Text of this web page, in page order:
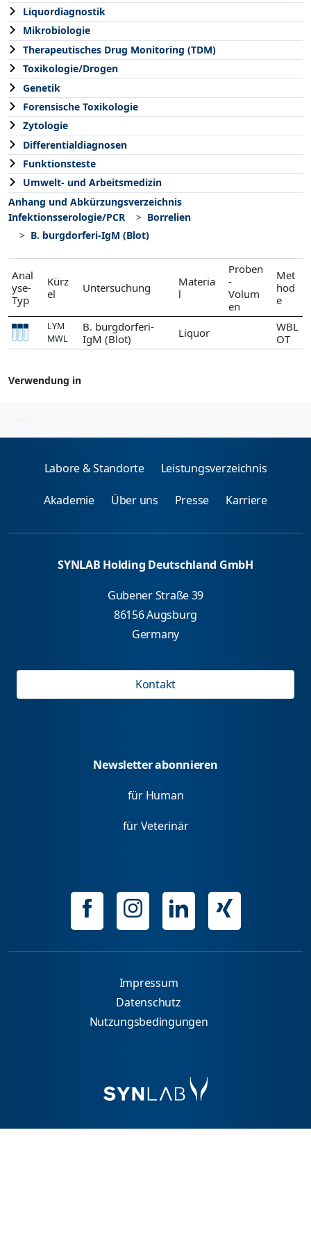
Liquordiagnostik
Mikrobiologie
Therapeutisches Drug Monitoring (TDM)
Toxikologie/Drogen
Genetik
Forensische Toxikologie
Zytologie
Differentialdiagnosen
Funktionsteste
Umwelt- und Arbeitsmedizin
Anhang und Abkürzungsverzeichnis
Infektionsserologie/PCR
Borrelien
B. burgdorferi-IgM (Blot)
Anal
yse-
Typ
Kürz
el
Untersuchung
Materia
l
Proben
-
Volum
en
Met
hod
e
LYM
MWL
B. burgdorferi-
IgM (Blot)
Liquor
WBL
OT
Verwendung in
2026-08-08
Labore & Standorte Leistungsverzeichnis
Akademie Über uns Presse Karriere
SYNLAB Holding Deutschland GmbH
Gubener Straße 39
86156 Augsburg
Germany
Kontakt
Newsletter abonnieren
für Human
für Veterinär
Impressum
Datenschutz
Nutzungsbedingungen